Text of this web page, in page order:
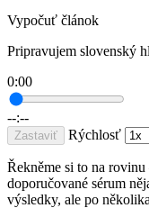
Vypočuť článok
Pripravujem slovenský
0:00
--:--
Zastaviť Rýchlosť
Řekněme si to na
doporučované sérum
výsledky, ale po